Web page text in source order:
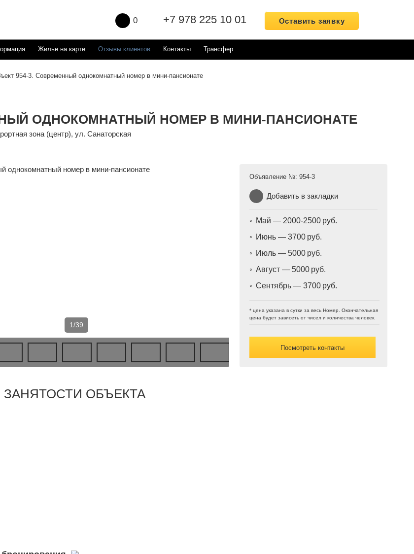
Оставить заявку
+7 978 225 10 01
0
Жилье на карте Отзывы клиентов Контакты Трансфер
954-3. Современный однокомнатный номер в мини-пансионате
ОДНОКОМНАТНЫЙ НОМЕР В МИНИ-ПАНСИОНАТЕ
зона (центр), ул. Санаторская
1/39
Объявление №: 954-3
Добавить в закладки
Май — 2000-2500
Июнь — 3700
Июль — 5000
Август — 5000
Сентябрь — 3700
* цена указана в сутки за весь Номер. Окончательная
цена будет зависеть от чисел и количества человек.
Посмотреть контакты
ЗАНЯТОСТИ ОБЪЕКТА